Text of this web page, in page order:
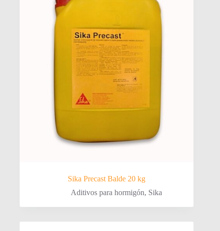
Sika Precast Balde 20 kg
Aditivos para hormigón, Sika